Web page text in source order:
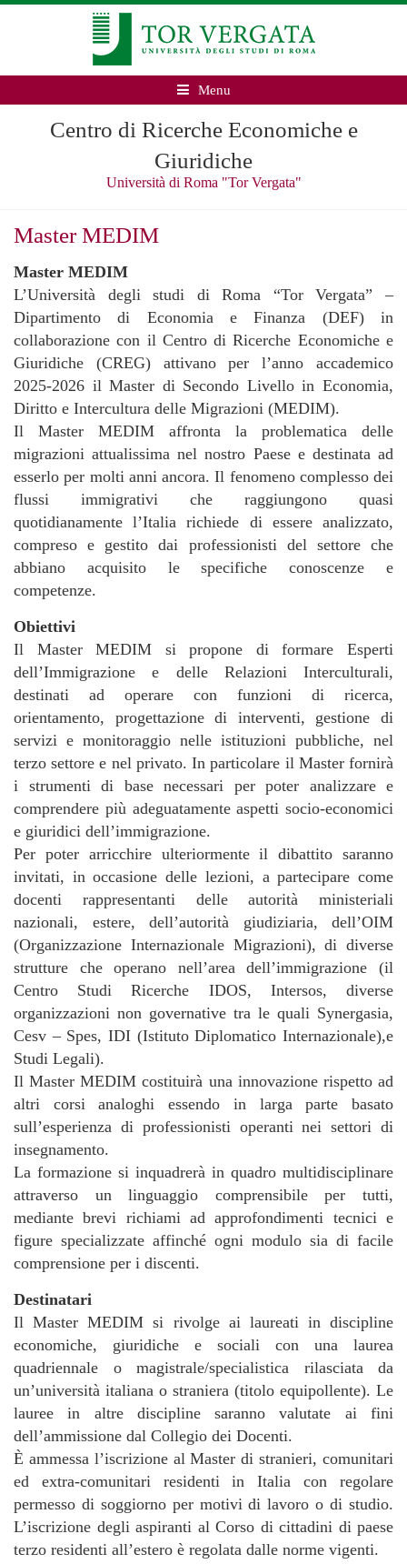
Menu
Centro di Ricerche Economiche e
Giuridiche
Università di Roma "Tor Vergata"
Master MEDIM
Master MEDIM
L’Università degli studi di Roma “Tor Vergata” –
Dipartimento di Economia e Finanza (DEF) in
collaborazione con il Centro di Ricerche Economiche e
Giuridiche (CREG) attivano per l’anno accademico
2025-2026 il Master di Secondo Livello in Economia,
Diritto e Intercultura delle Migrazioni (MEDIM).
Il Master MEDIM affronta la problematica delle
migrazioni attualissima nel nostro Paese e destinata ad
esserlo per molti anni ancora. Il fenomeno complesso dei
flussi immigrativi che raggiungono quasi
quotidianamente l’Italia richiede di essere analizzato,
compreso e gestito dai professionisti del settore che
abbiano acquisito le specifiche conoscenze e
competenze.
Obiettivi
Il Master MEDIM si propone di formare Esperti
dell’Immigrazione e delle Relazioni Interculturali,
destinati ad operare con funzioni di ricerca,
orientamento, progettazione di interventi, gestione di
servizi e monitoraggio nelle istituzioni pubbliche, nel
terzo settore e nel privato. In particolare il Master fornirà
i strumenti di base necessari per poter analizzare e
comprendere più adeguatamente aspetti socio-economici
e giuridici dell’immigrazione.
Per poter arricchire ulteriormente il dibattito saranno
invitati, in occasione delle lezioni, a partecipare come
docenti rappresentanti delle autorità ministeriali
nazionali, estere, dell’autorità giudiziaria, dell’OIM
(Organizzazione Internazionale Migrazioni), di diverse
strutture che operano nell’area dell’immigrazione (il
Centro Studi Ricerche IDOS, Intersos, diverse
organizzazioni non governative tra le quali Synergasia,
Cesv – Spes, IDI (Istituto Diplomatico Internazionale),e
Studi Legali).
Il Master MEDIM costituirà una innovazione rispetto ad
altri corsi analoghi essendo in larga parte basato
sull’esperienza di professionisti operanti nei settori di
insegnamento.
La formazione si inquadrerà in quadro multidisciplinare
attraverso un linguaggio comprensibile per tutti,
mediante brevi richiami ad approfondimenti tecnici e
figure specializzate affinché ogni modulo sia di facile
comprensione per i discenti.
Destinatari
Il Master MEDIM si rivolge ai laureati in discipline
economiche, giuridiche e sociali con una laurea
quadriennale o magistrale/specialistica rilasciata da
un’università italiana o straniera (titolo equipollente). Le
lauree in altre discipline saranno valutate ai fini
dell’ammissione dal Collegio dei Docenti.
È ammessa l’iscrizione al Master di stranieri, comunitari
ed extra-comunitari residenti in Italia con regolare
permesso di soggiorno per motivi di lavoro o di studio.
L’iscrizione degli aspiranti al Corso di cittadini di paese
terzo residenti all’estero è regolata dalle norme vigenti.